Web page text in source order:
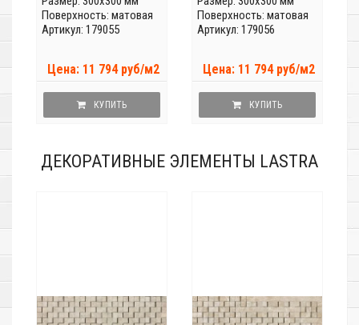
Поверхность: матовая
Артикул: 179055
Цена: 11 794 руб/м2
КУПИТЬ
Поверхность: матовая
Артикул: 179056
Цена: 11 794 руб/м2
КУПИТЬ
ДЕКОРАТИВНЫЕ ЭЛЕМЕНТЫ LASTRA